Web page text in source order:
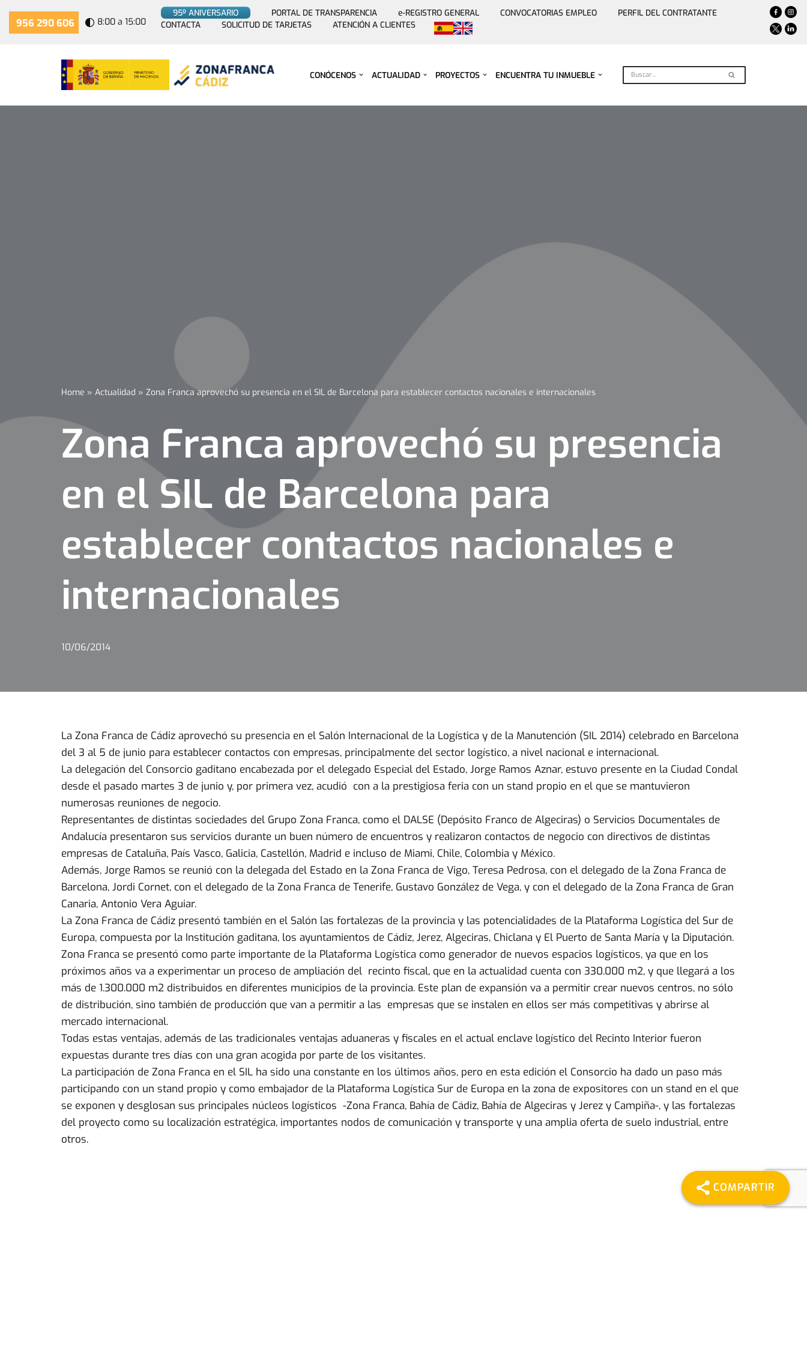
Saltar
956 290 606 8:00 a 15:00
95º ANIVERSARIO PORTAL DE TRANSPARENCIA e-REGISTRO GENERAL CONVOCATORIAS EMPLEO
PERFIL DEL CONTRATANTE
CONTACTA
SOLICITUD DE TARJETAS ATENCIÓN A CLIENTES
CONÓCENOS ACTUALIDAD PROYECTOS ENCUENTRA TU INMUEBLE
Home » Actualidad » Zona Franca aprovechó su presencia en el SIL de Barcelona para establecer contactos nacionales e internacionales
Zona Franca aprovechó su presencia
en el SIL de Barcelona para
establecer contactos nacionales e
internacionales
10/06/2014
La Zona Franca de Cádiz aprovechó su presencia en el Salón Internacional de la Logística y de la Manutención (SIL 2014) celebrado en Barcelona
del 3 al 5 de junio para establecer contactos con empresas, principalmente del sector logístico, a nivel nacional e internacional.
La delegación del Consorcio gaditano encabezada por el delegado Especial del Estado, Jorge Ramos Aznar, estuvo presente en la Ciudad Condal
desde el pasado martes 3 de junio y, por primera vez, acudió con a la prestigiosa feria con un stand propio en el que se mantuvieron
numerosas reuniones de negocio.
Representantes de distintas sociedades del Grupo Zona Franca, como el DALSE (Depósito Franco de Algeciras) o Servicios Documentales de
Andalucía presentaron sus servicios durante un buen número de encuentros y realizaron contactos de negocio con directivos de distintas
empresas de Cataluña, País Vasco, Galicia, Castellón, Madrid e incluso de Miami, Chile, Colombia y México.
Además, Jorge Ramos se reunió con la delegada del Estado en la Zona Franca de Vigo, Teresa Pedrosa, con el delegado de la Zona Franca de
Barcelona, Jordi Cornet, con el delegado de la Zona Franca de Tenerife, Gustavo González de Vega, y con el delegado de la Zona Franca de Gran
Canaria, Antonio Vera Aguiar.
La Zona Franca de Cádiz presentó también en el Salón las fortalezas de la provincia y las potencialidades de la Plataforma Logística del Sur de
Europa, compuesta por la Institución gaditana, los ayuntamientos de Cádiz, Jerez, Algeciras, Chiclana y El Puerto de Santa María y la Diputación.
Zona Franca se presentó como parte importante de la Plataforma Logística como generador de nuevos espacios logísticos, ya que en los
próximos años va a experimentar un proceso de ampliación del recinto fiscal, que en la actualidad cuenta con 330.000 m2, y que llegará a los
más de 1.300.000 m2 distribuidos en diferentes municipios de la provincia. Este plan de expansión va a permitir crear nuevos centros, no sólo
de distribución, sino también de producción que van a permitir a las empresas que se instalen en ellos ser más competitivas y abrirse al
mercado internacional.
Todas estas ventajas, además de las tradicionales ventajas aduaneras y fiscales en el actual enclave logístico del Recinto Interior fueron
expuestas durante tres días con una gran acogida por parte de los visitantes.
La participación de Zona Franca en el SIL ha sido una constante en los últimos años, pero en esta edición el Consorcio ha dado un paso más
participando con un stand propio y como embajador de la Plataforma Logística Sur de Europa en la zona de expositores con un stand en el que
se exponen y desglosan sus principales núcleos logísticos -Zona Franca, Bahía de Cádiz, Bahía de Algeciras y Jerez y Campiña-, y las fortalezas
del proyecto como su localización estratégica, importantes nodos de comunicación y transporte y una amplia oferta de suelo industrial, entre
otros.
COMPARTIR